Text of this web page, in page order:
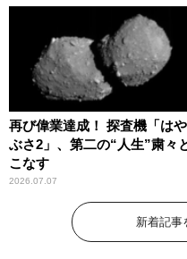
再び偉業達成！ 探査機「はや
ぶさ2」、第二の“人生”粛々
こなす
2026.07.07
新着記事